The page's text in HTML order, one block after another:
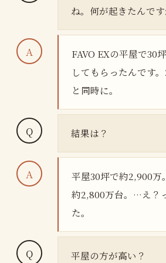
ね。何が起きたんです
FAVO EXの平屋で30
してもらったんです
と同時に。
結果は？
平屋30坪で約2,900万
約2,800万台。…え？
た。
平屋の方が高い？